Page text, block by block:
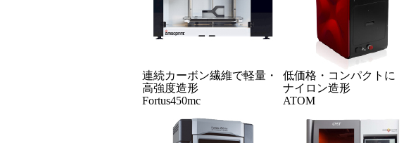
連続カーボン繊維で軽量・
高強度造形
低価格・コンパクトに
ナイロン造形
Fortus450mc ATOM